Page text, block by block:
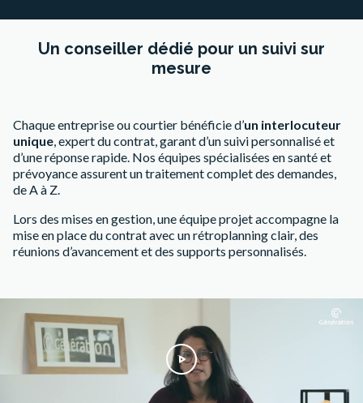
Un conseiller dédié pour un suivi sur
mesure
Chaque entreprise ou courtier bénéficie d’un interlocuteur
unique, expert du contrat, garant d’un suivi personnalisé et
d’une réponse rapide. Nos équipes spécialisées en santé et
prévoyance assurent un traitement complet des demandes,
de A à Z.
Lors des mises en gestion, une équipe projet accompagne la
mise en place du contrat avec un rétroplanning clair, des
réunions d’avancement et des supports personnalisés.